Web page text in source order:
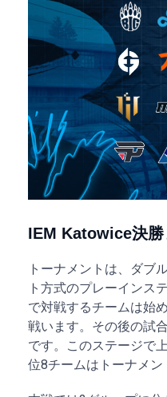
IEM Katowice決勝
トーナメントは、ダブ
ト方式のプレーインス
で対戦するチームは始
戦います。その後の試
です。このステージで
位8チームはトーナメン